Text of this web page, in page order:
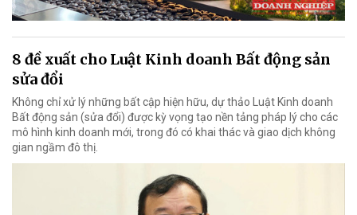
8 đề xuất cho Luật Kinh doanh Bất động sản
sửa đổi
Không chỉ xử lý những bất cập hiện hữu, dự thảo Luật Kinh doanh
Bất động sản (sửa đổi) được kỳ vọng tạo nền tảng pháp lý cho các
mô hình kinh doanh mới, trong đó có khai thác và giao dịch không
gian ngầm đô thị.